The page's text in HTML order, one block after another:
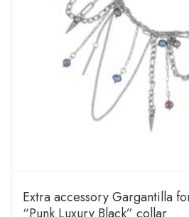
Extra accessory Gargantilla